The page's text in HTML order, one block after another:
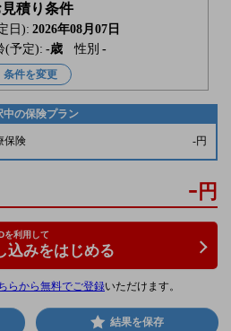
見積り条件
日): 2026年08月07日
(予定): -歳 性別 -
条件を変更
中の保険プラン
保険 -円
- 円
を利用して
込みをはじめる
らから無料でご登録いただけます。
結果を保存